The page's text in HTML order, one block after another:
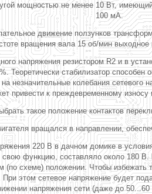
мощностью не менее 10 Вт,
100 мА.
движение ползунков
вращения вала 15 об/мин
напряжения резистором R2 и в
стабилизатор
незначительные колебания
привести к преждевременному
такое положение контактов
вращался в направлении,
220 В в дачном домике в
функцию, составляло около 180
(по схеме) положении. Чтобы
этом сетевое напряжение будет
напряжения сети (даже до